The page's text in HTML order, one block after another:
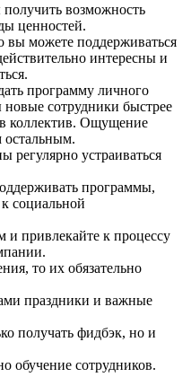
возможность
ценностей.
вы можете поддерживаться
интересны и
программу личного
новые сотрудники быстрее
коллектив. Ощущение
регулярно устраиваться
программы,
социальной
и привлекайте к процессу
то их обязательно
праздники и важные
получать фидбэк, но и
обучение сотрудников.